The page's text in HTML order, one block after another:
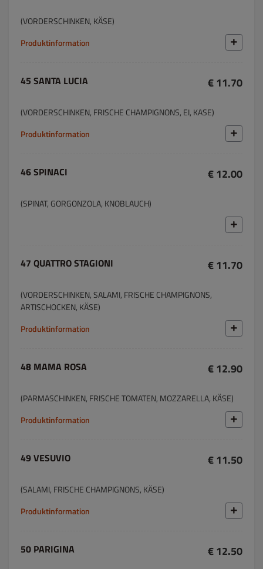
(VORDERSCHINKEN, KÄSE)
Produktinformation
45 SANTA LUCIA € 11.70
(VORDERSCHINKEN, FRISCHE CHAMPIGNONS, EI, KASE)
Produktinformation
46 SPINACI € 12.00
(SPINAT, GORGONZOLA, KNOBLAUCH)
47 QUATTRO STAGIONI € 11.70
(VORDERSCHINKEN, SALAMI, FRISCHE CHAMPIGNONS,
ARTISCHOCKEN, KÄSE)
Produktinformation
48 MAMA ROSA € 12.90
(PARMASCHINKEN, FRISCHE TOMATEN, MOZZARELLA, KÄSE)
Produktinformation
49 VESUVIO € 11.50
(SALAMI, FRISCHE CHAMPIGNONS, KÄSE)
Produktinformation
50 PARIGINA € 12.50